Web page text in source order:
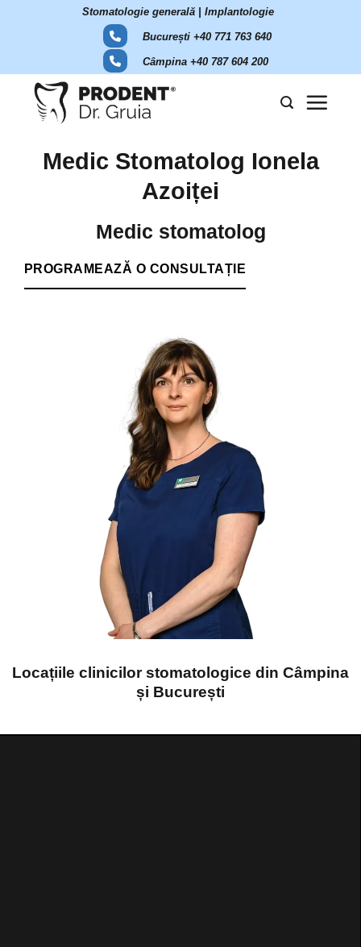
Stomatologie generală | Implantologie
București +40 771 763 640
Câmpina +40 787 604 200
Medic Stomatolog Ionela
Azoiței
Medic stomatolog
PROGRAMEAZĂ O CONSULTAȚIE
Locațiile clinicilor stomatologice din Câmpina
și București